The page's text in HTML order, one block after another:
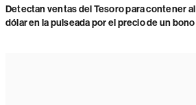
Detectan ventas del Tesoro para contener al
dólar en la pulseada por el precio de un bono